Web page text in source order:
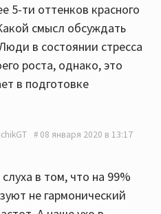
5-ти оттенков красного
смысл обсуждать
в состоянии стресса
роста, однако, это
в подготовке
08 января 2020 в 13:17
в том, что на 99%
не гармонический